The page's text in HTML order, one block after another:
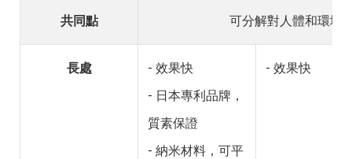
共同點 可分解對人體和環境
長處
- 效果快
- 日本專利品牌，
質素保證
- 納米材料，可平
- 效果快